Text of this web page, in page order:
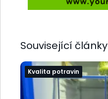
Související články
Kvalita potravin